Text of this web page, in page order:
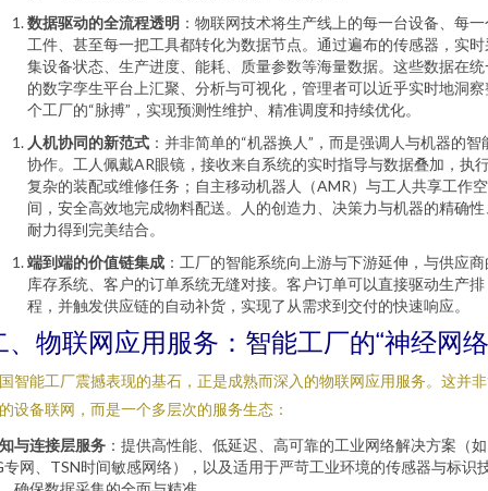
数据驱动的全流程透明 ：物联网技术将生产线上的每一台设备、每
工件、甚至每一把工具都转化为数据节点。通过遍布的传感器，实时
集设备状态、生产进度、能耗、质量参数等海量数据。这些数据在统
的数字孪生平台上汇聚、分析与可视化，管理者可以近乎实时地洞察
个工厂的“脉搏”，实现预测性维护、精准调度和持续优化。
人机协同的新范式 ：并非简单的“机器换人”，而是强调人与机器的智
协作。工人佩戴AR眼镜，接收来自系统的实时指导与数据叠加，执
复杂的装配或维修任务；自主移动机器人（AMR）与工人共享工作空
间，安全高效地完成物料配送。人的创造力、决策力与机器的精确性
耐力得到完美结合。
端到端的价值链集成 ：工厂的智能系统向上游与下游延伸，与供应
库存系统、客户的订单系统无缝对接。客户订单可以直接驱动生产排
程，并触发供应链的自动补货，实现了从需求到交付的快速响应。
、物联网应用服务：智能工厂的“神经网
智能工厂震撼表现的基石，正是成熟而深入的物联网应用服务。这并
设备联网，而是一个多层次的服务生态：
与连接层服务 ：提供高性能、低延迟、高可靠的工业网络解决方案（如
专网、TSN时间敏感网络），以及适用于严苛工业环境的传感器与标识